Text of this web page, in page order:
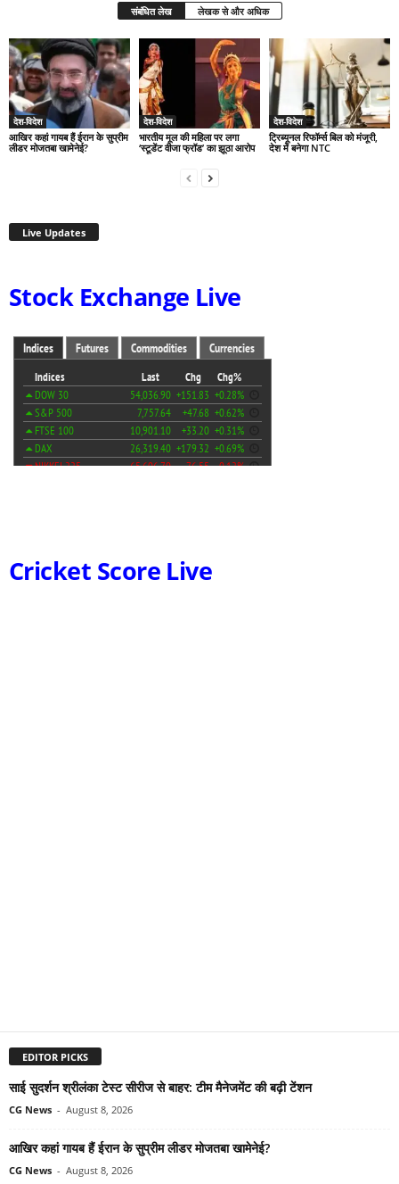
संबंधित लेख लेखक से और अधिक
देश-विदेश
आखिर कहां गायब हैं ईरान के सुप्रीम
लीडर मोजतबा खामेनेई?
देश-विदेश
भारतीय मूल की महिला पर लगा
‘स्टूडेंट वीजा फ्रॉड’ का झूठा आरोप
देश-विदेश
ट्रिब्यूनल रिफॉर्म्स बिल को मंजूरी,
देश में बनेगा NTC
Live Updates
Stock Exchange Live
Cricket Score Live
EDITOR PICKS
साई सुदर्शन श्रीलंका टेस्ट सीरीज से बाहर: टीम मैनेजमेंट की बढ़ी टेंशन
CG News - August 8, 2026
आखिर कहां गायब हैं ईरान के सुप्रीम लीडर मोजतबा खामेनेई?
CG News - August 8, 2026